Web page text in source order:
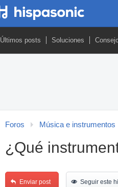
Últimos posts Soluciones
Foros Música e instrumentos
¿Qué
Enviar post Seguir este